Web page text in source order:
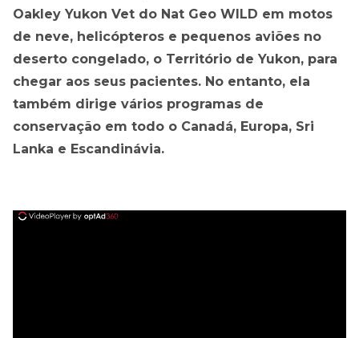
Oakley Yukon Vet do Nat Geo WILD em motos
de neve, helicópteros e pequenos aviões no
deserto congelado, o Território de Yukon, para
chegar aos seus pacientes. No entanto, ela
também dirige vários programas de
conservação em todo o Canadá, Europa, Sri
Lanka e Escandinávia.